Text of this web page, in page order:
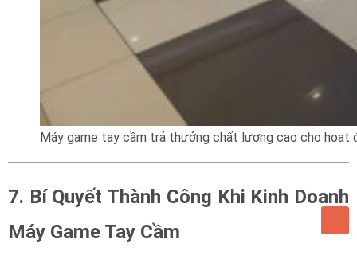
Máy game tay cầm trả thưởng chất lượng cao cho hoạt
7. Bí Quyết Thành Công Khi Kinh Doanh
Máy Game Tay Cầm